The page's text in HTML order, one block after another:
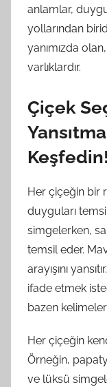
anlamlar,
yollarından
yanımızda
varlıklardır.
Çiçek
Keşfedin!
Her çiçeğin bir
duyguları
simgelerken,
temsil eder.
arayışını
ifade etmek
bazen
Her çiçeğin
Örneğin,
ve lüksü